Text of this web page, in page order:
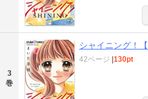
3
巻
シャイニング！
42ページ |130pt